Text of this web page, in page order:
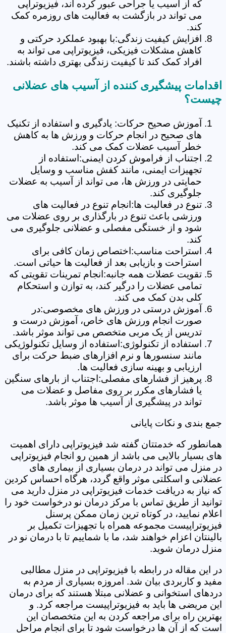
که از آسیب یا جراحی عبور کرده اند، فیزیوتراپی
می تواند در بازگشت به فعالیت های روزمره کمک
کند.
افزایش کیفیت زندگی:با بهبود عملکرد حرکتی و
کاهش مشکلات فیزیکی، فیزیوتراپی می تواند به
افراد کمک کند تا کیفیت زندگی بهتری داشته باشند.
اقدامات پیشگیری کننده از آسیب های عضلانی
چیست؟
آموزش صحیح حرکات: یادگیری و استفاده از تکنیک
های صحیح در انجام حرکات و ورزش ها به کاهش
خطر آسیب عضلات کمک می کند.
اجتناب از فراموش کردن ایمنی:استفاده از
تجهیزات ایمنی، مانند کفش مناسب و وسایل
حمایتی در ورزش ها، می تواند از آسیب به عضلات
جلوگیری کند.
تنوع در فعالیت ها:انجام تنوع در فعالیت های
ورزشی باعث تنوع در بارگذاری بر روی عضلات می
شود و از خستگی مفصلی و عضلانی جلوگیری می
کند.
استراحت مناسب:اختصاص زمان کافی برای
استراحت و بازیابی بعد از فعالیت ها حیاتی است.
تقویت عضلات همه جانبه:انجام تمرینات تقویتی که
تمامی عضلات را درگیر کند، به توازن و استحکام
کلی بدن کمک می کند.
آموزش درستی در ورزش های مخصوصی:در
صورت انجام ورزش های خاص، آموزش درست و
تدریس از یک مربی متخصص می تواند موثر باشد.
استفاده از تکنولوژی:استفاده از وسایل تکنولوژیکی
مانند سنسورها و نرم افزارهای ضبط حرکت برای
ارزیابی و بهینه سازی فعالیت ها.
پرهیز از فشارهای مفصلی:اجتناب از بارهای سنگین
یا فشارهای مکرر بر روی مفاصل و عضلات می
تواند در پیشگیری از آسیب ها موثر باشد.
جمع بندی و نکات پایانی
همانطور که خدمتتان گفته شد فیزیوتراپی دارای اهمیت
های بسیار بالایی می باشد از همین رو انجام فیزیوتراپی
در منزل می تواند در درمان بسیاری از بیماری های
عضلانی و اسکلتی موثر واقع گردد، هرگاه احساس کردین
که نیاز به دریافت خدمات فیزیوتراپی در منزل دارید می
توانید از طریق تماس با مرکز درمان نو درخواست خود را
اعلام نمایید، در کوتاه ترین زمان ممکن پرسنل
فیزیوتراپیست مجموعه همراه با تجهیزات تکمیل بر
بالینتان اعزام خواهند شد، ما با شماییم تا با درمان نو در
منزل درمان شوید.
در این مقاله در رابطه با فیزیوتراپی در منزل مطالبی
مفید و کاربردی بیان شد. امروزه بسیاری از مردم به
دردهای استخوانی و عضلانی مبتلا هستند که برای درمان
این مریضی ها باید به فیزیوتراپیست مراجعه کرد. و
بهترین راه برای مراجعه کردن به این متخصصان این
است که از آن ها درخواست شود تا برای انجام مراحل